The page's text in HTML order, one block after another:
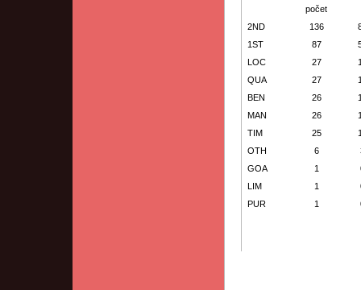
počet
2ND
136
1ST
87
LOC
27
QUA
27
BEN
26
MAN
26
TIM
25
OTH
6
GOA
1
LIM
1
PUR
1